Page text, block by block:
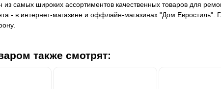
из самых широких ассортиментов качественных товаров для
- в интернет-магазине и оффлайн-магазинах "Дом Евростиль".
также смотрят: